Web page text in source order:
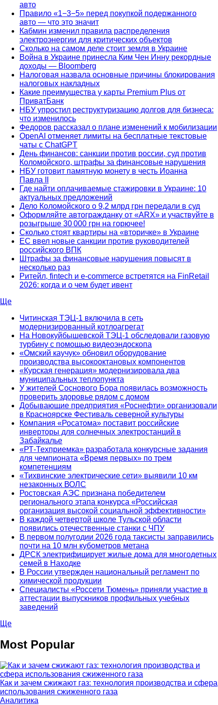
авто
Правило «1−3−5» перед покупкой подержанного
авто — что это значит
Кабмин изменил правила распределения
электроэнергии для критических объектов
Сколько на самом деле стоит земля в Украине
Война в Украине принесла Ким Чен Инну рекордные
доходы — Bloomberg
Налоговая назвала основные причины блокирования
налоговых накладных
Какие преимущества у карты Premium Plus от
ПриватБанк
НБУ упростил реструктуризацию долгов для бизнеса:
что изменилось
Федоров рассказал о плане изменений к мобилизации
OpenAI отменяет лимиты на бесплатные текстовые
чаты с ChatGPT
День финансов: санкции против россии, суд против
Коломойского, штрафы за финансовые нарушения
НБУ готовит памятную монету в честь Иоанна
Павла II
Где найти оплачиваемые стажировки в Украине: 10
актуальных предложений
Дело Коломойского о 9,2 млрд грн передали в суд
Оформляйте автогражданку от «ARX» и участвуйте в
розыгрыше 30 000 грн на горючее!
Сколько стоят квартиры на «вторичке» в Украине
ЕС ввел новые санкции против руководителей
российского ВПК
Штрафы за финансовые нарушения повысят в
несколько раз
Ритейл, fintech и e-commerce встретятся на FinRetail
2026: когда и о чем будет ивент
Ще
Читинская ТЭЦ-1 включила в сеть
модернизированный котлоагрегат
На Новокуйбышевской ТЭЦ-1 обследовали газовую
турбину с помощью видеоэндоскопа
«Омский каучук» обновил оборудование
производства высокооктановых компонентов
«Курская генерация» модернизировала два
муниципальных теплопункта
У жителей Соснового Бора появилась возможность
проверить здоровье рядом с домом
Добывающие предприятия «Роснефти» организовали
в Красноярске Фестиваль северной культуры
Компания «Росатома» поставит российские
инверторы для солнечных электростанций в
Забайкалье
«РТ-Техприемка» разработала конкурсные задания
для чемпионата «Время первых» по трем
компетенциям
«Тихвинские электрические сети» выявили 10 км
незаконных ВОЛС
Ростовская АЭС признана победителем
регионального этапа конкурса «Российская
организация высокой социальной эффективности»
В каждой четвертой школе Тульской области
появились отечественные станки с ЧПУ
В первом полугодии 2026 года таксисты заправились
почти на 10 млн кубометров метана
ДРСК электрифицирует жилые дома для многодетных
семей в Находке
В России утвержден национальный регламент по
химической продукции
Специалисты «Россети Тюмень» приняли участие в
аттестации выпускников профильных учебных
заведений
Ще
Most Popular
Как и зачем сжижают газ: технология производства и сфера
использования сжиженного газа
Аналитика